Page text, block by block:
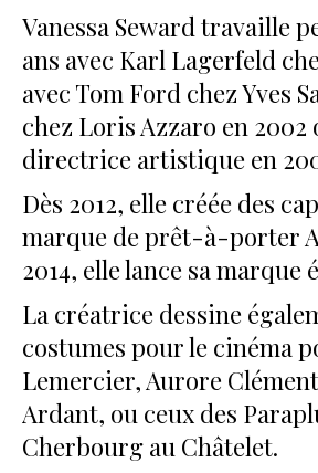
Vanessa Seward travaille
ans avec Karl Lagerfeld
avec Tom Ford chez Yves
chez Loris Azzaro en 2002
directrice artistique en
Dès 2012, elle créée des
marque de prêt-à-porter
2014, elle lance sa marque
La créatrice dessine
costumes pour le cinéma
Lemercier, Aurore
Ardant, ou ceux des
Cherbourg au Châtelet.